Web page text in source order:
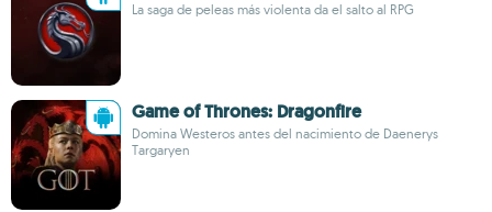
La saga de peleas más violenta da el salto al RPG
Game of Thrones: Dragonfire
Domina Westeros antes del nacimiento de Daenerys
Targaryen